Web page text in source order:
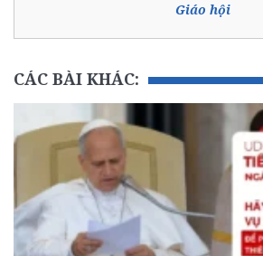
Giáo hội
CÁC BÀI KHÁC: